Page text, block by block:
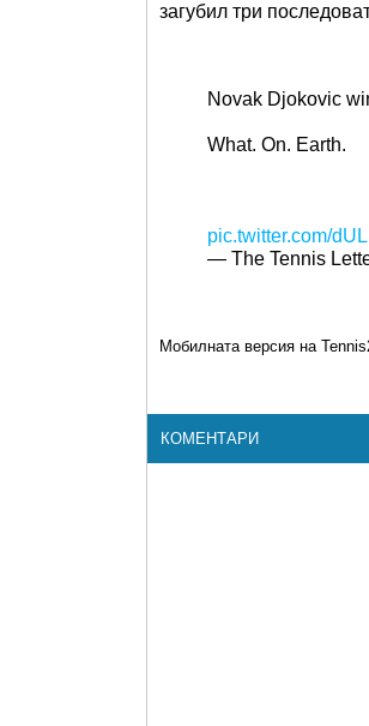
загубил три
Novak Djokovic
What. On. Earth.
pic.twitter.com/
— The Tennis
Мобилната версия на
КОМЕНТАРИ